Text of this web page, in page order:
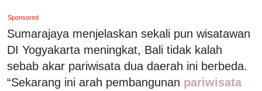
Sponsored
Sumarajaya menjelaskan sekali pun wisatawan
DI Yogyakarta meningkat, Bali tidak kalah
sebab akar pariwisata dua daerah ini berbeda.
“Sekarang ini arah pembangunan pariwisata